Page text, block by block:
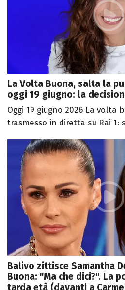
La Volta Buona, salta la
oggi 19 giugno: la
Oggi 19 giugno 2026 La volta
trasmesso in diretta su Rai 1:
Balivo zittisce Samantha
Buona: "Ma che dici?". La
tarda età (davanti a